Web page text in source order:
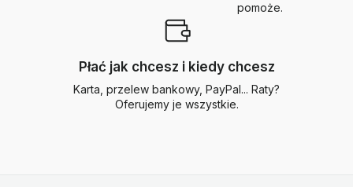
pomoże.
Płać jak chcesz i kiedy chcesz
Karta, przelew bankowy, PayPal... Raty?
Oferujemy je wszystkie.